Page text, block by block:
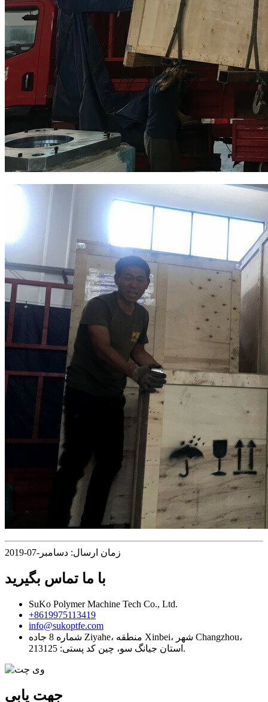
زمان ارسال: دسامبر-07-2019
با ما تماس بگیرید
SuKo Polymer Machine Tech Co., Ltd.
+8619975113419
info@sukoptfe.com
شماره 8 جاده Ziyahe، منطقه Xinbei، شهر Changzhou،
استان جیانگ سو، چین کد پستی: 213125.
جهت یابی